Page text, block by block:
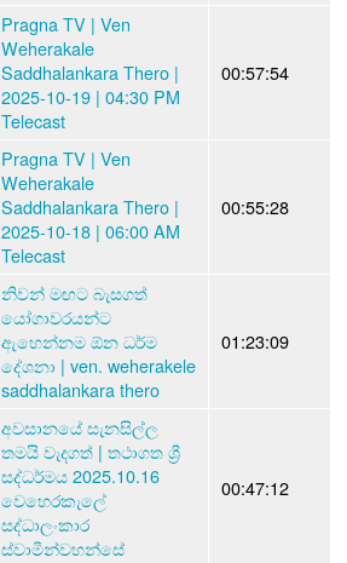
Pragna TV | Ven
Weherakale
Saddhalankara Thero |
2025-10-19 | 04:30 PM
Telecast
00:57:54
Pragna TV | Ven
Weherakale
Saddhalankara Thero |
2025-10-18 | 06:00 AM
Telecast
00:55:28
නිවන් මඟට බැසගත්
යෝගාවරයන්ට
ඇහෙන්නම ඕන ධර්ම
දේශනා | ven. weherakele
saddhalankara thero
01:23:09
අවසානයේ සැනසිල්ල
තමයි වැදගත් | තථාගත ශ්‍රී
සද්ධර්මය 2025.10.16
වෙහෙරකැලේ
සද්ධාලංකාර
ස්වාමීන්වහන්සේ
00:47:12